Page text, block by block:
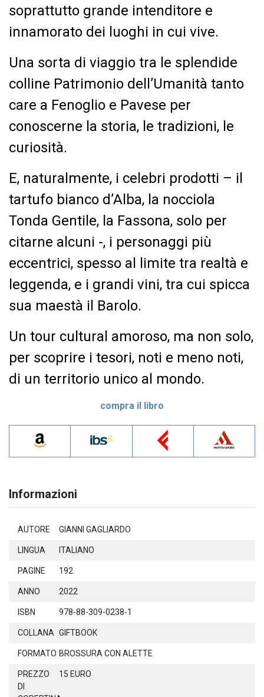
soprattutto grande intenditore e
innamorato dei luoghi in cui vive.
Una sorta di viaggio tra le splendide
colline Patrimonio dell’Umanità tanto
care a Fenoglio e Pavese per
conoscerne la storia, le tradizioni, le
curiosità.
E, naturalmente, i celebri prodotti – il
tartufo bianco d’Alba, la nocciola
Tonda Gentile, la Fassona, solo per
citarne alcuni -, i personaggi più
eccentrici, spesso al limite tra realtà e
leggenda, e i grandi vini, tra cui spicca
sua maestà il Barolo.
Un tour cultural amoroso, ma non solo,
per scoprire i tesori, noti e meno noti,
di un territorio unico al mondo.
compra il libro
Informazioni
AUTORE GIANNI GAGLIARDO
LINGUA ITALIANO
PAGINE 192
ANNO 2022
ISBN 978-88-309-0238-1
COLLANA GIFTBOOK
FORMATO BROSSURA CON ALETTE
PREZZO
DI
15 EURO